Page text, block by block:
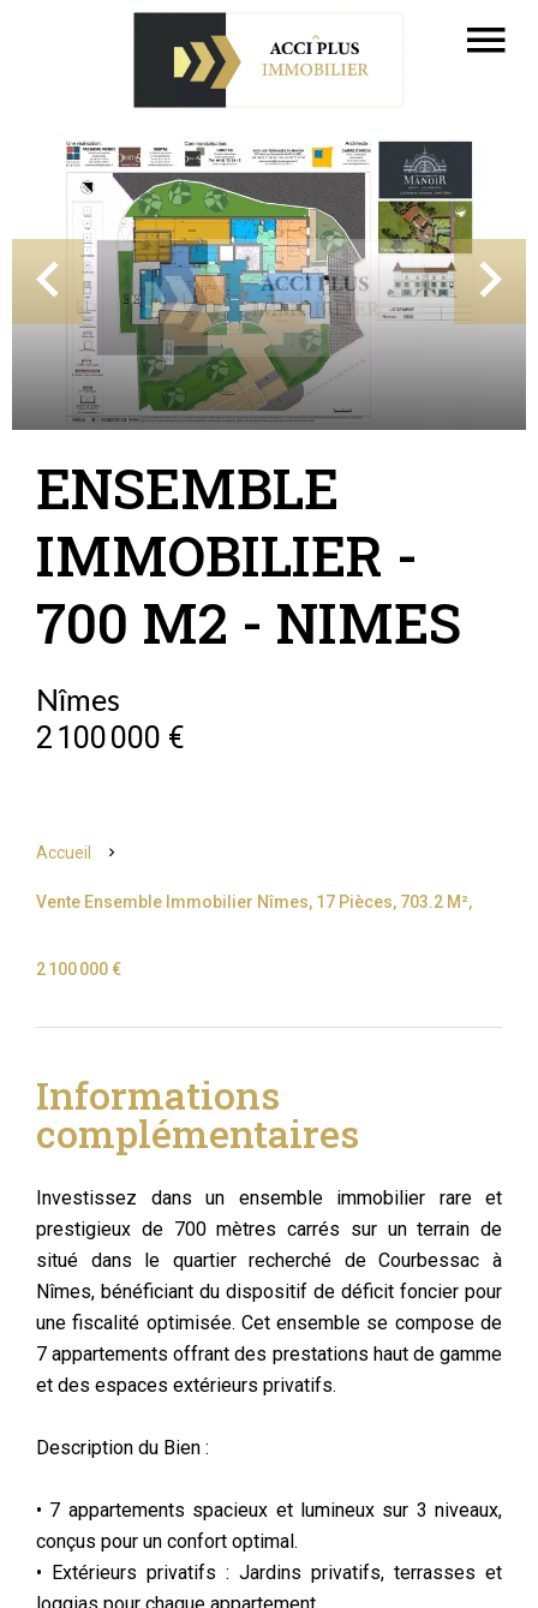
ENSEMBLE
IMMOBILIER -
700 M2 - NIMES
Nîmes
2 100 000 €
Accueil
Vente Ensemble Immobilier Nîmes, 17 Pièces, 703.2 M²,
2 100 000 €
Informations
complémentaires
Investissez dans un ensemble immobilier rare et
prestigieux de 700 mètres carrés sur un terrain de
situé dans le quartier recherché de Courbessac à
Nîmes, bénéficiant du dispositif de déficit foncier pour
une fiscalité optimisée. Cet ensemble se compose de
7 appartements offrant des prestations haut de gamme
et des espaces extérieurs privatifs.
Description du Bien :
• 7 appartements spacieux et lumineux sur 3 niveaux,
conçus pour un confort optimal.
• Extérieurs privatifs : Jardins privatifs, terrasses et